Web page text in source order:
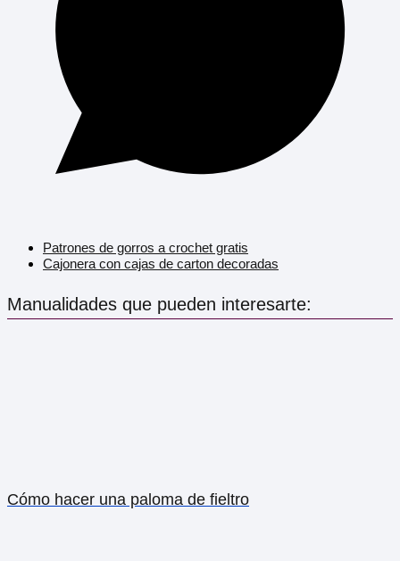
Patrones de gorros a crochet gratis
Cajonera con cajas de carton decoradas
Manualidades que pueden interesarte:
Cómo hacer una paloma de fieltro